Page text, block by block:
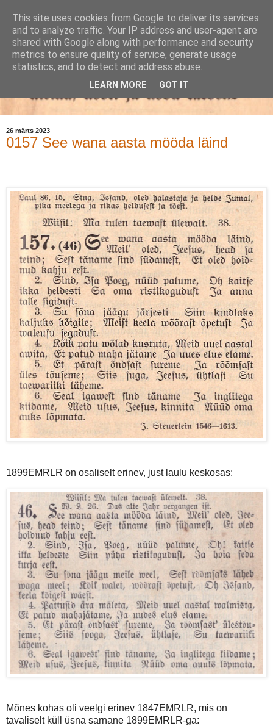
26 märts 2023
0157 See wana aasta mööda läind
1899EMRLR on osaliselt erinev, just laulu keskosas:
Mõnes kohas oli veelgi erinev 1847EMRLR, mis on
tavaliselt küll üsna sarnane 1899EMRLR-ga:
This site uses cookies from Google to deliver its services
and to analyze traffic. Your IP address and user-agent are
shared with Google along with performance and security
metrics to ensure quality of service, generate usage
statistics, and to detect and address abuse.
LEARN MORE GOT IT